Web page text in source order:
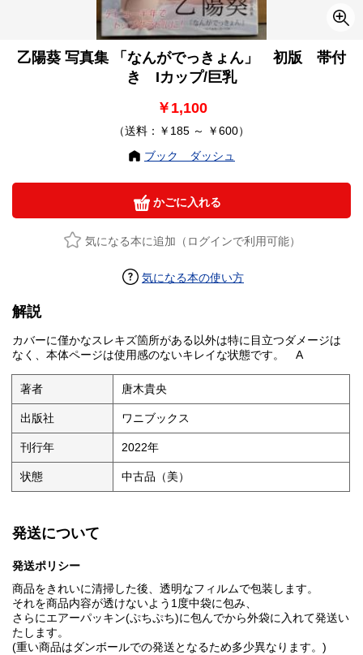
乙陽葵 写真集 「なんがでっきょん」 初版 帯付
き Iカップ/巨乳
￥1,100
（送料：￥185 ～ ￥600）
ブック ダッシュ
かごに入れる
気になる本に追加（ログインで利用可能）
気になる本の使い方
解説
カバーに僅かなスレキズ箇所がある以外は特に目立つダメージは
なく、本体ページは使用感のないキレイな状態です。 A
著者 唐木貴央
出版社 ワニブックス
刊行年 2022年
状態 中古品（美）
発送について
発送ポリシー
商品をきれいに清掃した後、透明なフィルムで包装します。
それを商品内容が透けないよう1度中袋に包み、
さらにエアーパッキン(ぷちぷち)に包んでから外袋に入れて発送い
たします。
(重い商品はダンボールでの発送となるため多少異なります。)